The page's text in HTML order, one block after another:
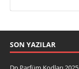
SON YAZILAR